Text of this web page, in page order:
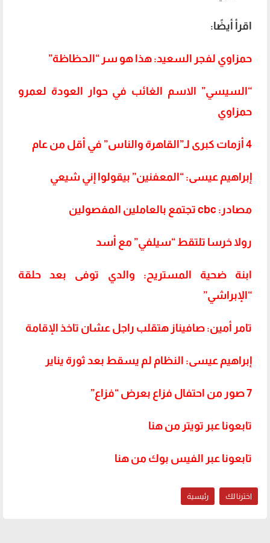
اقرأ أيضًا:
حمزاوي لفجر السعيد: هذا هو سر “الحظاظة”
“السيسي” الاسم الغائب في حوار العودة لعمرو
حمزاوي
4 أزمات كبرى لـ”القاهرة والناس” في أقل من عام
إبراهيم عيسى: “المعفنين” بيقولوا إني شيعي
مصادر: cbc تجتمع بالعاملين المفصولين
رولا خرسا تلتقط “سيلفي” مع أسد
ابنة ضحية المستريح: والدي توفى بعد حلقة
“الإبراشي”
تامر أمين: صافيناز هتقلب راجل عشان تاخذ الإقامة
إبراهيم عيسى: النظام لم يسقط بعد ثورة يناير
7 صور من احتفال فزاع بعرض “فزاع”
تابعونا عبر تويتر من هنا
تابعونا عبر الفيس بوك من هنا
اخترنا لك رئيسية